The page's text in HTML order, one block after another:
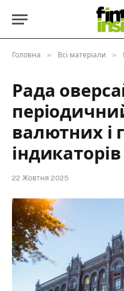
Головна » Всі матеріали »
Рада
валютних і
індикаторів
22 Жовтня 2025